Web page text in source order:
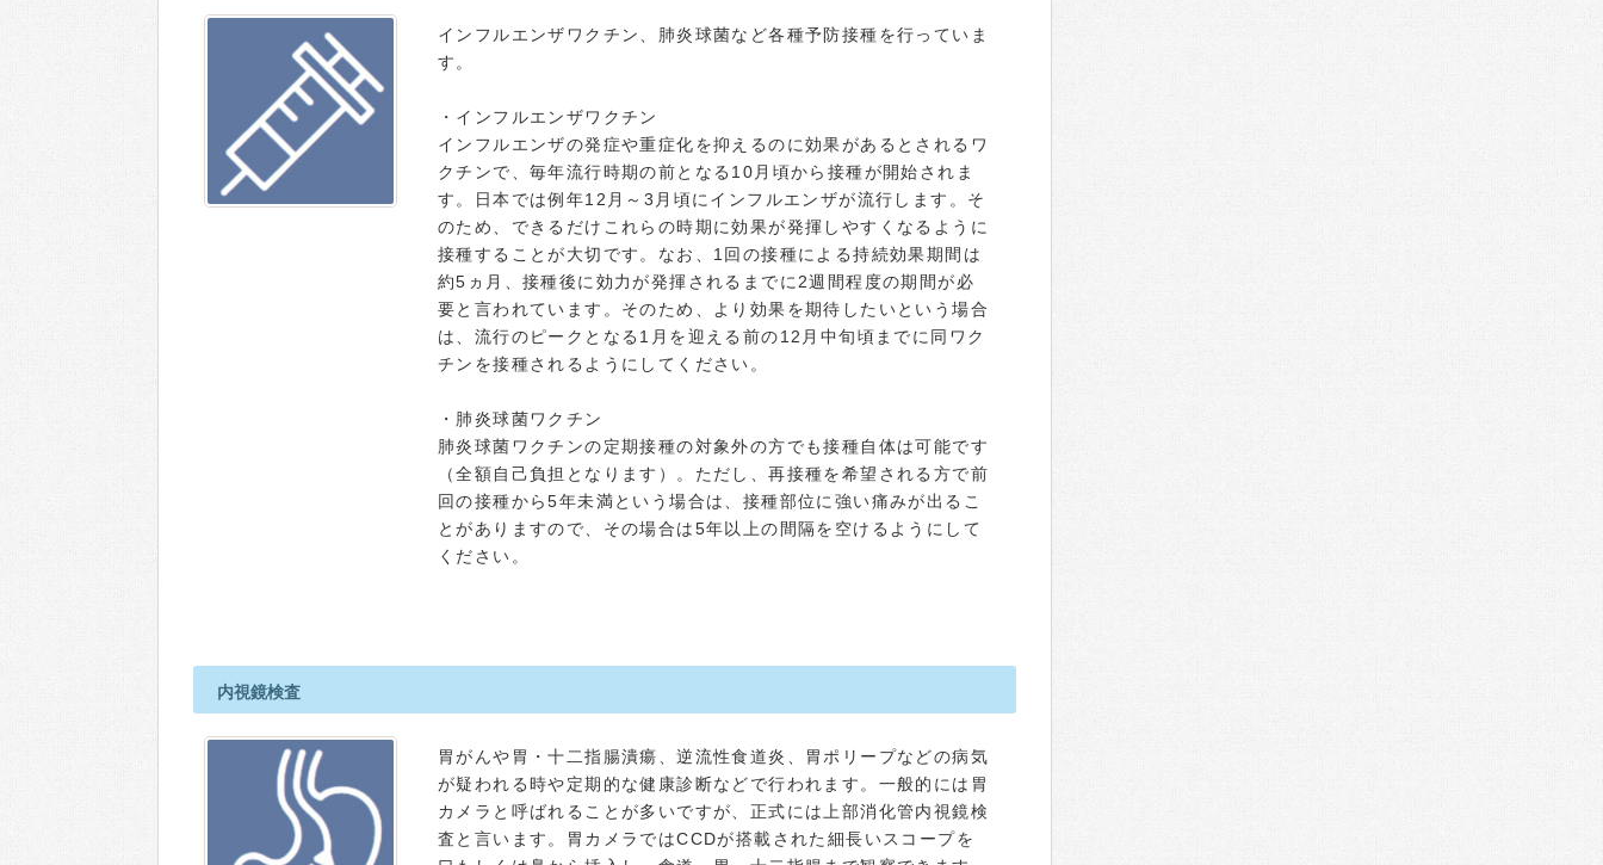
インフルエンザワクチン、肺炎球菌など各種予防接種を行っていま
す。
・インフルエンザワクチン
インフルエンザの発症や重症化を抑えるのに効果があるとされるワ
クチンで、毎年流行時期の前となる10月頃から接種が開始されま
す。日本では例年12月～3月頃にインフルエンザが流行します。そ
のため、できるだけこれらの時期に効果が発揮しやすくなるように
接種することが大切です。なお、1回の接種による持続効果期間は
約5ヵ月、接種後に効力が発揮されるまでに2週間程度の期間が必
要と言われています。そのため、より効果を期待したいという場合
は、流行のピークとなる1月を迎える前の12月中旬頃までに同ワク
チンを接種されるようにしてください。
・肺炎球菌ワクチン
肺炎球菌ワクチンの定期接種の対象外の方でも接種自体は可能です
（全額自己負担となります）。ただし、再接種を希望される方で前
回の接種から5年未満という場合は、接種部位に強い痛みが出るこ
とがありますので、その場合は5年以上の間隔を空けるようにして
ください。
内視鏡検査
胃がんや胃・十二指腸潰瘍、逆流性食道炎、胃ポリープなどの病気
が疑われる時や定期的な健康診断などで行われます。一般的には胃
カメラと呼ばれることが多いですが、正式には上部消化管内視鏡検
査と言います。胃カメラではCCDが搭載された細長いスコープを